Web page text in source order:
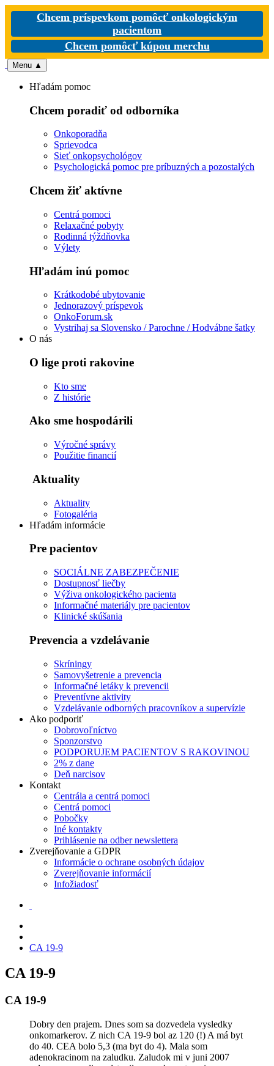
Chcem príspevkom pomôcť onkologickým
pacientom
Chcem pomôcť kúpou merchu
Menu ▲
Hľadám pomoc
Chcem poradiť od odborníka
Onkoporadňa
Sprievodca
Sieť onkopsychológov
Psychologická pomoc pre príbuzných a pozostalých
Chcem žiť aktívne
Centrá pomoci
Relaxačné pobyty
Rodinná týždňovka
Výlety
Hľadám inú pomoc
Krátkodobé ubytovanie
Jednorazový príspevok
OnkoForum.sk
Vystrihaj sa Slovensko / Parochne / Hodvábne šatky
O nás
O lige proti rakovine
Kto sme
Z histórie
Ako sme hospodárili
Výročné správy
Použitie financií
Aktuality
Aktuality
Fotogaléria
Hľadám informácie
Pre pacientov
SOCIÁLNE ZABEZPEČENIE
Dostupnosť liečby
Výživa onkologického pacienta
Informačné materiály pre pacientov
Klinické skúšania
Prevencia a vzdelávanie
Skríningy
Samovyšetrenie a prevencia
Informačné letáky k prevencii
Preventívne aktivity
Vzdelávanie odborných pracovníkov a supervízie
Ako podporiť
Dobrovoľníctvo
Sponzorstvo
PODPORUJEM PACIENTOV S RAKOVINOU
2% z dane
Deň narcisov
Kontakt
Centrála a centrá pomoci
Centrá pomoci
Pobočky
Iné kontakty
Prihlásenie na odber newslettera
Zverejňovanie a GDPR
Informácie o ochrane osobných údajov
Zverejňovanie informácií
Infožiadosť
CA 19-9
CA 19-9
CA 19-9
Dobry den prajem. Dnes som sa dozvedela vysledky
onkomarkerov. Z nich CA 19-9 bol az 120 (!) A má byt
do 40. CEA bolo 5,3 (ma byt do 4). Mala som
adenokracinom na zaludku. Zaludok mi v juni 2007